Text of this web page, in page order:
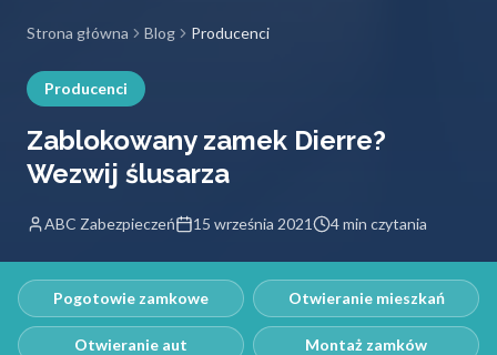
Strona główna Blog Producenci
Producenci
Zablokowany zamek Dierre?
Wezwij ślusarza
ABC Zabezpieczeń 15 września 2021 4 min czytania
Pogotowie zamkowe Otwieranie mieszkań
Otwieranie aut Montaż zamków